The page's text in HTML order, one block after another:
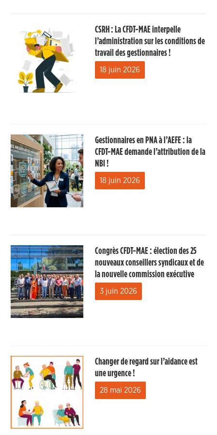
CSRH : La CFDT-MAE interpelle
l’administration sur les conditions de
travail des gestionnaires !
18 juin 2026
Gestionnaires en PNA à l’AEFE : la
CFDT-MAE demande l’attribution de la
NBI !
18 juin 2026
Congrès CFDT-MAE : élection des 25
nouveaux conseillers syndicaux et de
la nouvelle commission exécutive
3 juin 2026
Changer de regard sur l’aidance est
une urgence !
28 mai 2026